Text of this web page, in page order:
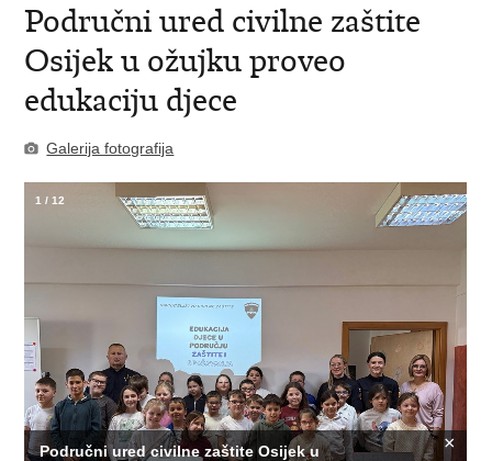
Područni ured civilne zaštite
Osijek u ožujku proveo
edukaciju djece
Galerija fotografija
Područni ured civilne zaštite Osijek u
×
1 /12